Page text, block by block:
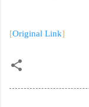
[Original Link]